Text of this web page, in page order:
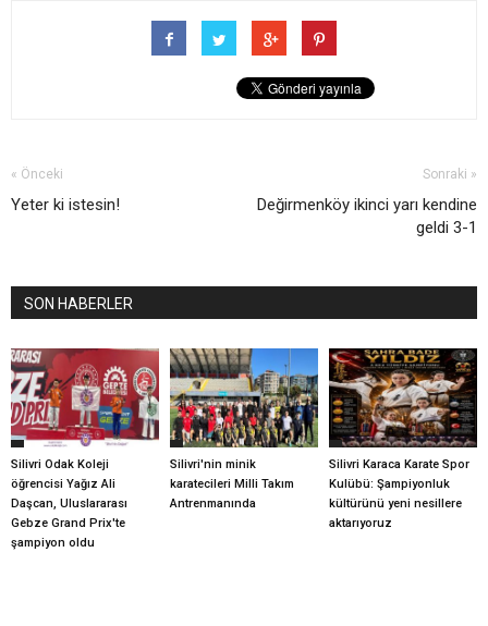
« Önceki
Yeter ki istesin!
Sonraki »
Değirmenköy ikinci yarı kendine
geldi 3-1
SON HABERLER
Silivri Odak Koleji
öğrencisi Yağız Ali
Daşcan, Uluslararası
Gebze Grand Prix'te
şampiyon oldu
Silivri'nin minik
karatecileri Milli Takım
Antrenmanında
Silivri Karaca Karate Spor
Kulübü: Şampiyonluk
kültürünü yeni nesillere
aktarıyoruz